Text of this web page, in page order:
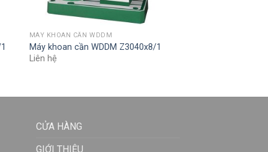
MÁY KHOAN CẦN WDDM
Máy khoan cần WDDM Z3040x8/1
Liên hệ
CỬA HÀNG
GIỚI THIỆU